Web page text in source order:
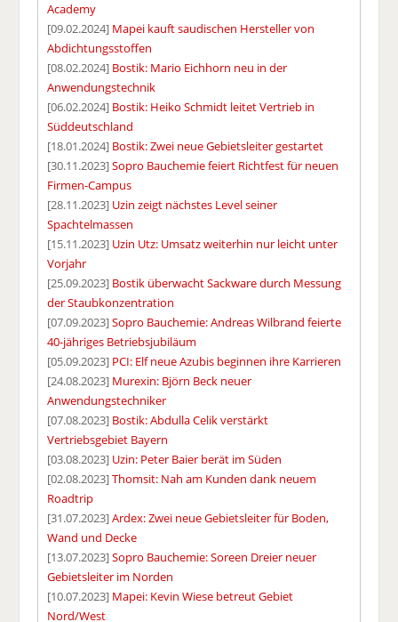
Academy
[09.02.2024] Mapei kauft saudischen Hersteller von
Abdichtungsstoffen
[08.02.2024] Bostik: Mario Eichhorn neu in der
Anwendungstechnik
[06.02.2024] Bostik: Heiko Schmidt leitet Vertrieb in
Süddeutschland
[18.01.2024] Bostik: Zwei neue Gebietsleiter gestartet
[30.11.2023]Sopro Bauchemie feiert Richtfest für neuen
Firmen-Campus
[28.11.2023] Uzin zeigt nächstes Level seiner
Spachtelmassen
[15.11.2023] Uzin Utz: Umsatz weiterhin nur leicht unter
Vorjahr
[25.09.2023] Bostik überwacht Sackware durch Messung
der Staubkonzentration
[07.09.2023]Sopro Bauchemie: Andreas Wilbrand feierte
40-jähriges Betriebsjubiläum
[05.09.2023] PCI: Elf neue Azubis beginnen ihre Karrieren
[24.08.2023] Murexin: Björn Beck neuer
Anwendungstechniker
[07.08.2023] Bostik: Abdulla Celik verstärkt
Vertriebsgebiet Bayern
[03.08.2023] Uzin: Peter Baier berät im Süden
[02.08.2023]Thomsit: Nah am Kunden dank neuem
Roadtrip
[31.07.2023]Ardex: Zwei neue Gebietsleiter für Boden,
Wand und Decke
[13.07.2023]Sopro Bauchemie: Soreen Dreier neuer
Gebietsleiter im Norden
[10.07.2023] Mapei: Kevin Wiese betreut Gebiet
Nord/West